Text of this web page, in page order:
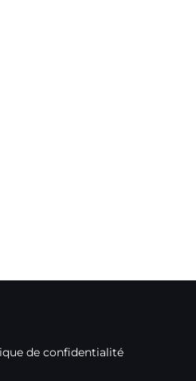
de confidentialité